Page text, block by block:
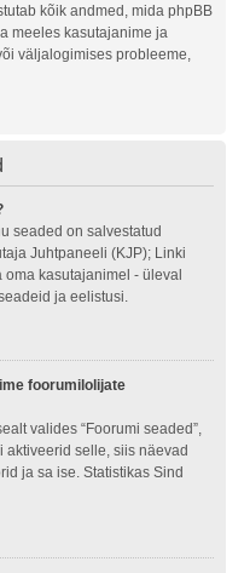
kõik andmed, mida phpBB
meeles kasutajanime ja
väljalogimises probleeme,
seaded on salvestatud
Juhtpaneeli (KJP); Linki
kasutajanimel - üleval
ja eelistusi.
foorumilolijate
valides “Foorumi seaded”,
aktiveerid selle, siis näevad
ja sa ise. Statistikas Sind